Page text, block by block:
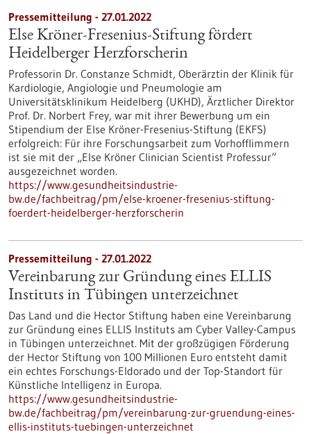
Pressemitteilung - 27.01.2022
Else Kröner-Fresenius-Stiftung fördert
Heidelberger Herzforscherin
Professorin Dr. Constanze Schmidt, Oberärztin der Klinik für
Kardiologie, Angiologie und Pneumologie am
Universitätsklinikum Heidelberg (UKHD), Ärztlicher Direktor
Prof. Dr. Norbert Frey, war mit ihrer Bewerbung um ein
Stipendium der Else Kröner-Fresenius-Stiftung (EKFS)
erfolgreich: Für ihre Forschungsarbeit zum Vorhofflimmern
ist sie mit der „Else Kröner Clinician Scientist Professur“
ausgezeichnet worden.
https://www.gesundheitsindustrie-
bw.de/fachbeitrag/pm/else-kroener-fresenius-stiftung-
foerdert-heidelberger-herzforscherin
Pressemitteilung - 27.01.2022
Vereinbarung zur Gründung eines ELLIS
Instituts in Tübingen unterzeichnet
Das Land und die Hector Stiftung haben eine Vereinbarung
zur Gründung eines ELLIS Instituts am Cyber Valley-Campus
in Tübingen unterzeichnet. Mit der großzügigen Förderung
der Hector Stiftung von 100 Millionen Euro entsteht damit
ein echtes Forschungs-Eldorado und der Top-Standort für
Künstliche Intelligenz in Europa.
https://www.gesundheitsindustrie-
bw.de/fachbeitrag/pm/vereinbarung-zur-gruendung-eines-
ellis-instituts-tuebingen-unterzeichnet